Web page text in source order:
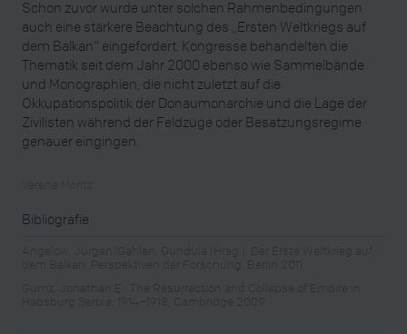
Schon zuvor wurde unter solchen Rahmenbedingungen
auch eine stärkere Beachtung des „Ersten Weltkriegs auf
dem Balkan“ eingefordert. Kongresse behandelten die
Thematik seit dem Jahr 2000 ebenso wie Sammelbände
und Monographien, die nicht zuletzt auf die
Okkupationspolitik der Donaumonarchie und die Lage der
Zivilisten während der Feldzüge oder Besatzungsregime
genauer eingingen.
Bibliografie